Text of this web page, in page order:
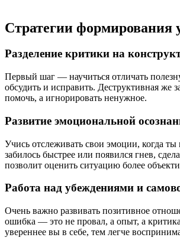
Стратегии формирования
Разделение критики на
Первый шаг — научиться отличать
обсудить и исправить. Деструктивная же
помочь, а игнорировать ненужное.
Развитие эмоциональной
Учись отслеживать свои эмоции, когда
забилось быстрее или появился гнев,
позволит оценить ситуацию более
Работа над убеждениями и
Очень важно развивать позитивное
ошибка — это не провал, а опыт, а
увереннее вы в себе, тем легче